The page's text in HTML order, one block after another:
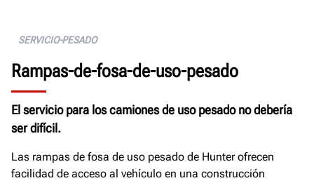
SERVICIO-PESADO
Rampas-de-fosa-de-uso-pesado
El servicio para los camiones de uso pesado no debería
ser difícil.
Las rampas de fosa de uso pesado de Hunter ofrecen
facilidad de acceso al vehículo en una construcción